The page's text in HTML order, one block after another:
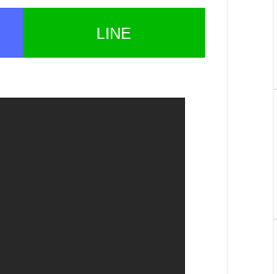
LINE